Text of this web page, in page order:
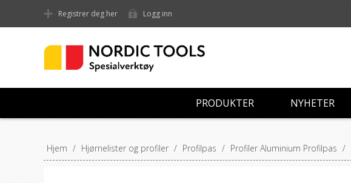
Registrer deg her Logg inn
PRODUKTER NYHETER
Hjem / Hjørnelister og profiler / Profilpas / Profiler Aluminium Profilpas /